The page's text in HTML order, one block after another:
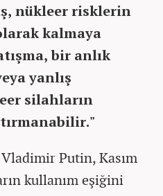
nükleer risklerin
kalmaya
bir anlık
yanlış
silahların
Putin, Kasım
kullanım eşiğini